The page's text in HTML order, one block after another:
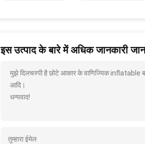
इस उत्पाद के बारे में अधिक जानकारी
मुझे दिलचस्पी है छोटे आकार के वाणिज्यिक inflatable
आदि।
धन्यवाद!